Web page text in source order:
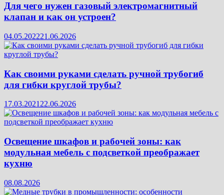
Для чего нужен газовый электромагнитный
клапан и как он устроен?
04.05.202221.06.2026
Как своими руками сделать ручной трубогиб
для гибки круглой трубы?
17.03.2021 22.06.2026
Освещение шкафов и рабочей зоны: как
модульная мебель с подсветкой преображает
кухню
08.08.2026